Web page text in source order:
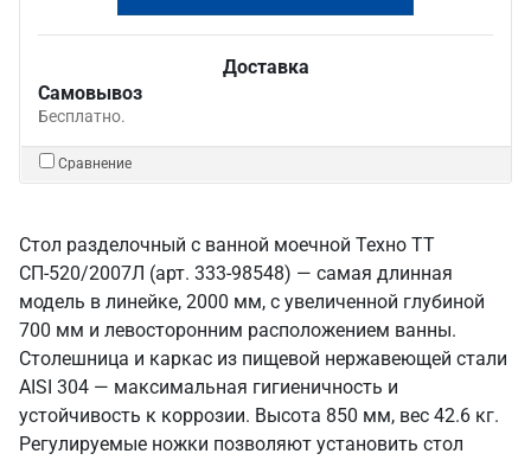
Доставка
Самовывоз
Бесплатно.
Сравнение
Стол разделочный с ванной моечной Техно ТТ
СП-520/2007Л (арт. 333-98548) — самая длинная
модель в линейке, 2000 мм, с увеличенной глубиной
700 мм и левосторонним расположением ванны.
Столешница и каркас из пищевой нержавеющей стали
AISI 304 — максимальная гигиеничность и
устойчивость к коррозии. Высота 850 мм, вес 42.6 кг.
Регулируемые ножки позволяют установить стол